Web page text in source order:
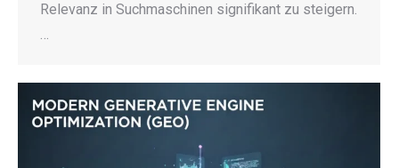
Relevanz in Suchmaschinen signifikant zu steigern.
…